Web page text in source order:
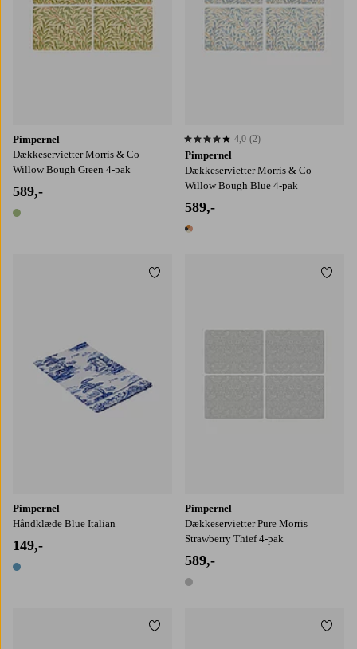
Pimpernel
Dækkeservietter Morris & Co
Willow Bough Green 4-pak
589,-
1 farve
Pimpernel
Dækkeservietter Morris & Co
Willow Bough Blue 4-pak
589,-
1 farve
4,0 baseret på 2 bedømmelser
4,0 (2)
Pimpernel
Håndklæde Blue Italian
149,-
1 farve
Tilføj til favoritter
Pimpernel
Dækkeservietter Pure Morris
Strawberry Thief 4-pak
589,-
1 farve
Tilføj til favoritter